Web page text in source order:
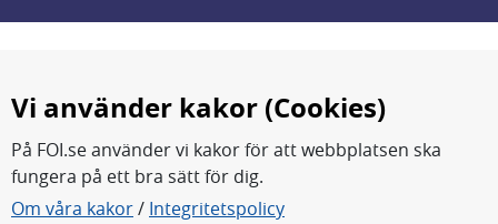
FOI forskar för en säkrare värld.
Vi använder kakor (Cookies)
På FOI.se använder vi kakor för att webbplatsen ska
fungera på ett bra sätt för dig.
Om våra kakor/ Integritetspolicy